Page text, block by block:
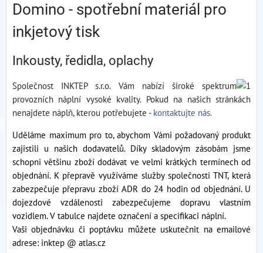
Domino - spotřební materiál pro
inkjetový tisk
Inkousty, ředidla, oplachy
Společnost INKTEP s.r.o. Vám nabízí široké spektrum
provozních náplní vysoké kvality. Pokud na našich stránkách
nenajdete náplň, kterou potřebujete - kontaktujte nás.
Uděláme maximum pro to, abychom Vámi požadovaný produkt
zajistili u našich dodavatelů. Díky skladovým zásobám jsme
schopni většinu zboží dodávat ve velmi krátkých termínech od
objednání. K přepravě využíváme služby společnosti TNT, která
zabezpečuje přepravu zboží ADR do 24 hodin od objednání. U
dojezdové vzdálenosti zabezpečujeme dopravu vlastním
vozidlem. V tabulce najdete označení a specifikaci náplní.
Vaši objednávku či poptávku můžete uskutečnit na emailové
adrese: inktep @ atlas.cz